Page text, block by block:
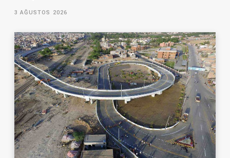
3 AĞUSTOS 2026